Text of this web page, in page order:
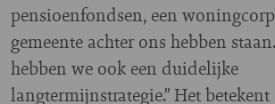
pensioenfondsen, een
gemeente achter ons hebben
hebben we ook een duidelijke
langtermijnstrategie.” Het